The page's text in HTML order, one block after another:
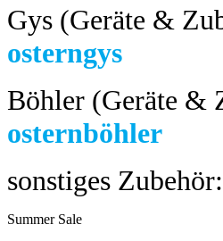
Gys (Geräte &
osterngys
Böhler (Geräte &
osternböhler
sonstiges Zubehör:
Summer Sale